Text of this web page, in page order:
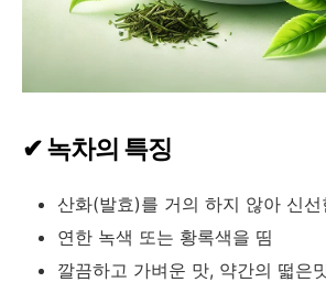
✔ 녹차의 특징
산화(발효)를 거의 하지 않아 신
연한 녹색 또는 황록색을 띰
깔끔하고 가벼운 맛, 약간의 떫은